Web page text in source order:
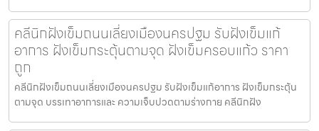
คลีนิกฝังเข็มถนนเลี่ยงเมืองนครปฐม รับฝังเข็มแก้
อาการ ฝังเข็มกระตุ้นตามจุด ฝังเข็มครอบแก้ว ราคา
ถูก
คลีนิกฝังเข็มถนนเลี่ยงเมืองนครปฐม รับฝังเข็มแก้อาการ ฝังเข็มกระตุ้น
ตามจุด บรรเทาอาการและ ความเจ็บปวดตามร่างกาย คลีนิกฝัง